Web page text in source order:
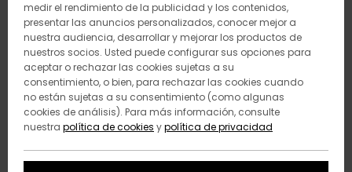
medir el rendimiento de la publicidad y los contenidos,
presentar las anuncios personalizados, conocer mejor a
nuestra audiencia, desarrollar y mejorar los productos de
nuestros socios. Usted puede configurar sus opciones para
aceptar o rechazar las cookies sujetas a su
consentimiento, o bien, para rechazar las cookies cuando
no están sujetas a su consentimiento (como algunas
cookies de análisis). Para más información, consulte
nuestra política de cookies ypolítica de privacidad